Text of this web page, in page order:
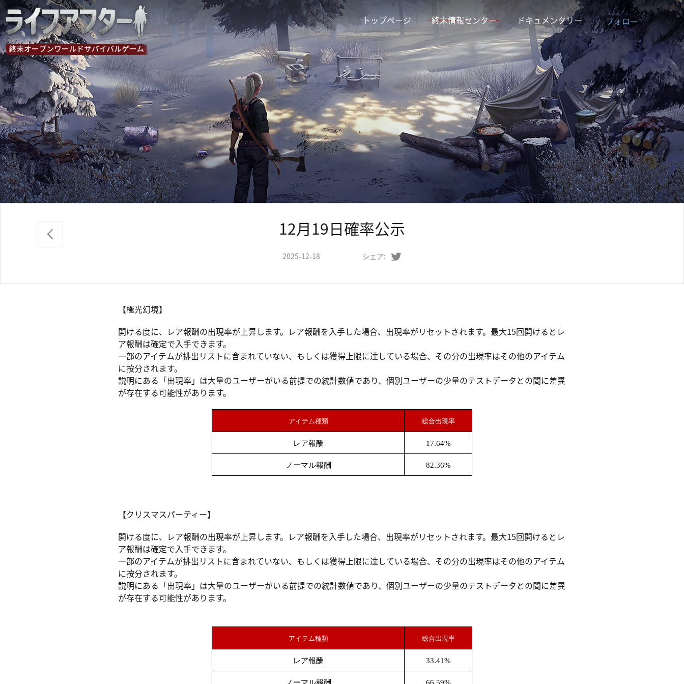
トップページ 終末情報センター ドキュメンタリー フォロー
12月19日確率公示
2025-12-18 シェア:
【極光幻境】
開ける度に、レア報酬の出現率が上昇します。レア報酬を入手した場合、出現率がリセットされます。最大15回開けるとレ
ア報酬は確定で入手できます。
一部のアイテムが排出リストに含まれていない、もしくは獲得上限に達している場合、その分の出現率はその他のアイテム
に按分されます。
説明にある「出現率」は大量のユーザーがいる前提での統計数値であり、個別ユーザーの少量のテストデータとの間に差異
が存在する可能性があります。
アイテム種類 総合出現率
レア報酬 17.64%
ノーマル報酬 82.36%
【クリスマスパーティー】
開ける度に、レア報酬の出現率が上昇します。レア報酬を入手した場合、出現率がリセットされます。最大15回開けるとレ
ア報酬は確定で入手できます。
一部のアイテムが排出リストに含まれていない、もしくは獲得上限に達している場合、その分の出現率はその他のアイテム
に按分されます。
説明にある「出現率」は大量のユーザーがいる前提での統計数値であり、個別ユーザーの少量のテストデータとの間に差異
が存在する可能性があります。
アイテム種類 総合出現率
レア報酬 33.41%